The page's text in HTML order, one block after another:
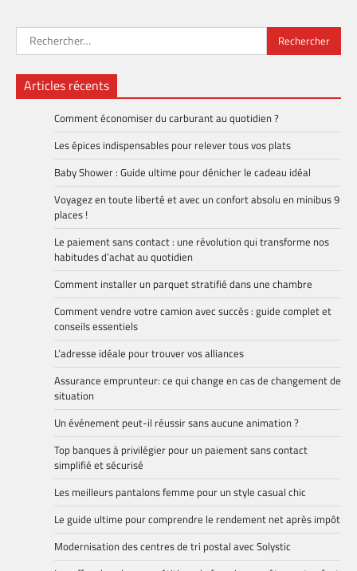
Rechercher :
Articles récents
Comment économiser du carburant au quotidien ?
Les épices indispensables pour relever tous vos plats
Baby Shower : Guide ultime pour dénicher le cadeau idéal
Voyagez en toute liberté et avec un confort absolu en minibus 9
places !
Le paiement sans contact : une révolution qui transforme nos
habitudes d’achat au quotidien
Comment installer un parquet stratifié dans une chambre
Comment vendre votre camion avec succès : guide complet et
conseils essentiels
L’adresse idéale pour trouver vos alliances
Assurance emprunteur: ce qui change en cas de changement de
situation
Un événement peut-il réussir sans aucune animation ?
Top banques à privilégier pour un paiement sans contact
simplifié et sécurisé
Les meilleurs pantalons femme pour un style casual chic
Le guide ultime pour comprendre le rendement net après impôt
Modernisation des centres de tri postal avec Solystic